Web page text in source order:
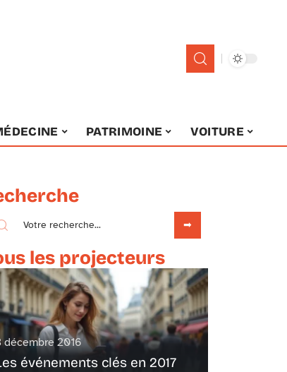
PATRIMOINE VOITURE
les projecteurs
décembre 2016
événements clés en 2017